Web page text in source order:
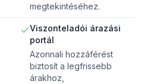
megtekintéséhez.
Viszonteladói árazási
portál
Azonnali hozzáférést
biztosít a legfrissebb
árakhoz,